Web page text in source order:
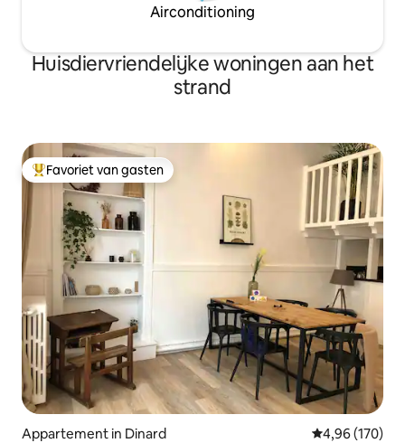
Airconditioning
Huisdiervriendelijke woningen aan het
strand
Topfavoriet van gasten
Favoriet van gasten
Appartement in Dinard Gemiddelde
4,96 (170)